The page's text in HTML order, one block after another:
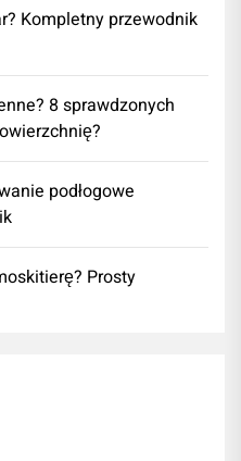
Kompletny przewodnik
8 sprawdzonych
podłogowe
Prosty